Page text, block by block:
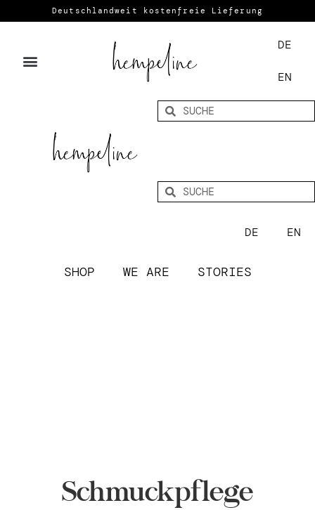
Deutschlandweit kostenfreie Lieferung
DE
EN
DE EN
SHOP WE ARE STORIES
Schmuckpflege